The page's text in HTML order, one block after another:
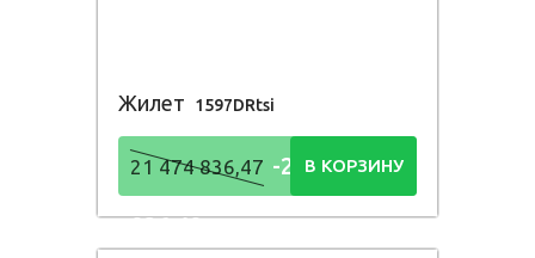
Жилет 1597DRtsi
21 474 836,47 -21 474
836,48Р
В КОРЗИНУ